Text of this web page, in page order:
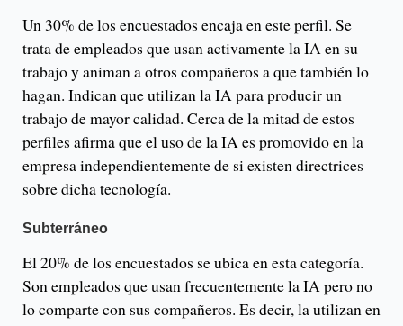
Un 30% de los encuestados encaja en este perfil. Se
trata de empleados que usan activamente la IA en su
trabajo y animan a otros compañeros a que también lo
hagan. Indican que utilizan la IA para producir un
trabajo de mayor calidad. Cerca de la mitad de estos
perfiles afirma que el uso de la IA es promovido en la
empresa independientemente de si existen directrices
sobre dicha tecnología.
Subterráneo
El 20% de los encuestados se ubica en esta categoría.
Son empleados que usan frecuentemente la IA pero no
lo comparte con sus compañeros. Es decir, la utilizan en